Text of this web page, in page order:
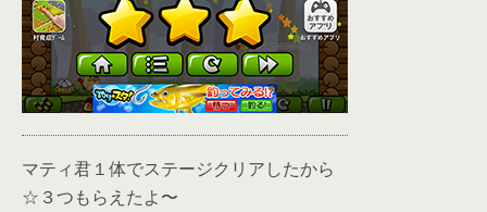
マティ君１体でステージクリアしたから
☆３つもらえたよ〜